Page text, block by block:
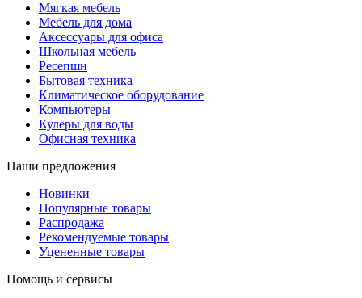
Мягкая мебель
Мебель для дома
Аксессуары для офиса
Школьная мебель
Ресепшн
Бытовая техника
Климатическое оборудование
Компьютеры
Кулеры для воды
Офисная техника
Наши предложения
Новинки
Популярные товары
Распродажа
Рекомендуемые товары
Уцененные товары
Помощь и сервисы